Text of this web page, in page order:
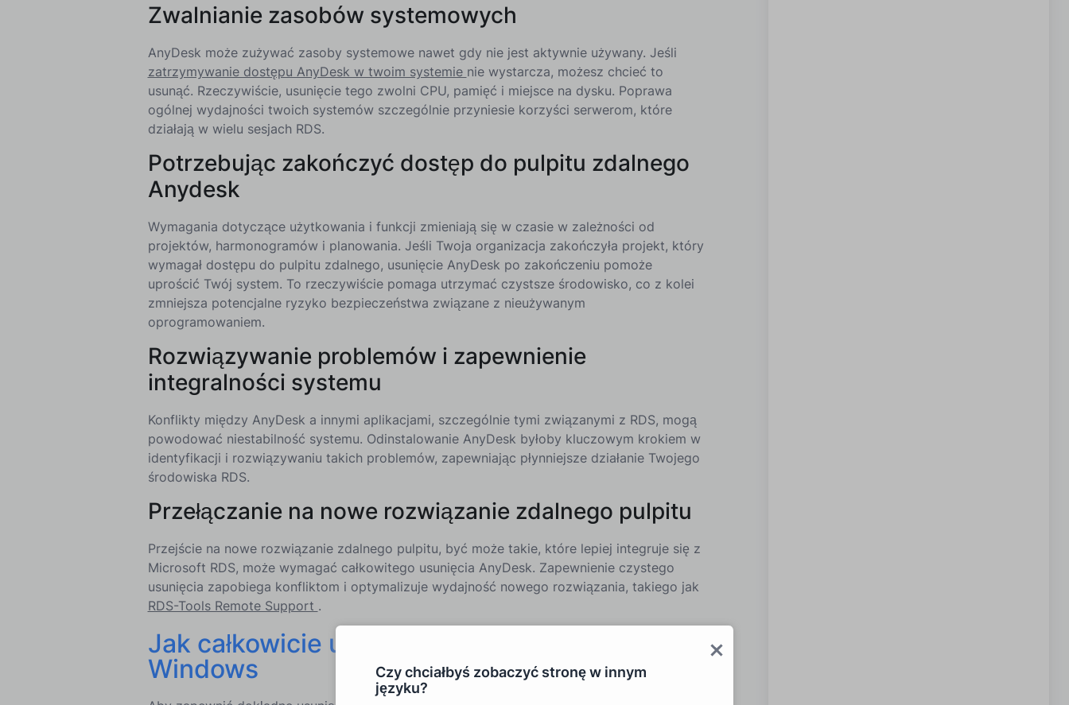
Czy chciałbyś zobaczyć stronę w innym
języku?
Zwalnianie zasobów systemowych
AnyDesk może zużywać zasoby systemowe nawet gdy nie jest aktywnie używany. Jeśli
zatrzymywanie dostępu AnyDesk w twoim systemie nie wystarcza, możesz chcieć to
usunąć. Rzeczywiście, usunięcie tego zwolni CPU, pamięć i miejsce na dysku. Poprawa
ogólnej wydajności twoich systemów szczególnie przyniesie korzyści serwerom, które
działają w wielu sesjach RDS.
Potrzebując zakończyć dostęp do pulpitu zdalnego
Anydesk
Wymagania dotyczące użytkowania i funkcji zmieniają się w czasie w zależności od
projektów, harmonogramów i planowania. Jeśli Twoja organizacja zakończyła projekt, który
wymagał dostępu do pulpitu zdalnego, usunięcie AnyDesk po zakończeniu pomoże
uprościć Twój system. To rzeczywiście pomaga utrzymać czystsze środowisko, co z kolei
zmniejsza potencjalne ryzyko bezpieczeństwa związane z nieużywanym
oprogramowaniem.
Rozwiązywanie problemów i zapewnienie
integralności systemu
Konflikty między AnyDesk a innymi aplikacjami, szczególnie tymi związanymi z RDS, mogą
powodować niestabilność systemu. Odinstalowanie AnyDesk byłoby kluczowym krokiem w
identyfikacji i rozwiązywaniu takich problemów, zapewniając płynniejsze działanie Twojego
środowiska RDS.
Przełączanie na nowe rozwiązanie zdalnego pulpitu
Przejście na nowe rozwiązanie zdalnego pulpitu, być może takie, które lepiej integruje się z
Microsoft RDS, może wymagać całkowitego usunięcia AnyDesk. Zapewnienie czystego
usunięcia zapobiega konfliktom i optymalizuje wydajność nowego rozwiązania, takiego jak
RDS-Tools Remote Support .
Jak całkowicie usunąć AnyDesk z systemu:
Windows